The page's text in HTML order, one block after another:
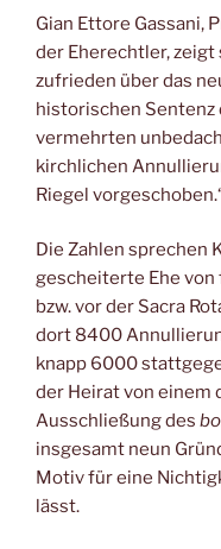
Gian Ettore Gassani,
der Eherechtler,
zufrieden über das
historischen Sentenz
vermehrten
kirchlichen
Riegel
Die Zahlen sprechen
gescheiterte Ehe
bzw. vor der Sacra
dort 8400
knapp 6000
der Heirat von einem
Ausschließung des
insgesamt neun
Motiv für eine
lässt.